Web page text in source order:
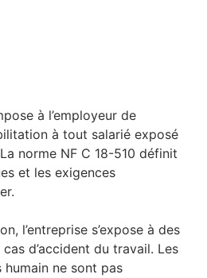
à l’employeur de
à tout salarié exposé
norme NF C 18-510 définit
et les exigences
l’entreprise s’expose à des
d’accident du travail. Les
ne sont pas